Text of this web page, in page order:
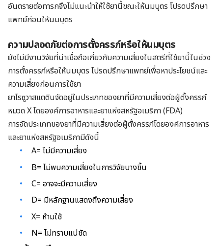
อันตรายต่อทารกจึงไม่แนะนำให้ใช้ยานี้ขณะให้นมบุตร โปรดปรึกษา
แพทย์ก่อนให้นมบุตร
ความปลอดภัยต่อการตั้งครรภ์หรือให้นมบุตร
ยังไม่มีงานวิจัยที่น่าเชื่อถือเกี่ยวกับความเสี่ยงในสตรีที่ใช้ยานี้ในช่วง
การตั้งครรภ์หรือให้นมบุตร โปรดปรึกษาแพทย์เพื่อหาประโยชน์และ
ความเสี่ยงก่อนการใช้ยา
ยาโรซูวาสแตตินจัดอยู่ในประเภทของยาที่มีความเสี่ยงต่อผู้ตั้งครรภ์
หมวด X โดยองค์การอาหารและยาแห่งสหรัฐอเมริกา (FDA)
การจัดประเภทของยาที่มีความเสี่ยงต่อผู้ตั้งครรภ์โดยองค์การอาหาร
และยาแห่งสหรัฐอเมริกามีดังนี้
A= ไม่มีความเสี่ยง
B= ไม่พบความเสี่ยงในการวิจัยบางชิ้น
C= อาจจะมีความเสี่ยง
D= มีหลักฐานแสดงถึงความเสี่ยง
X= ห้ามใช้
N= ไม่ทราบแน่ชัด